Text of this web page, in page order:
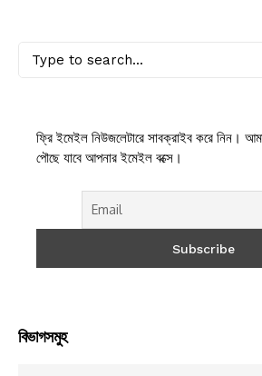
ফ্রি ইমেইল নিউজলেটারে সাবক্রাইব করে নিন।
পৌছে যাবে আপনার ইমেইল বক্সে।
বিভাগসমুহ